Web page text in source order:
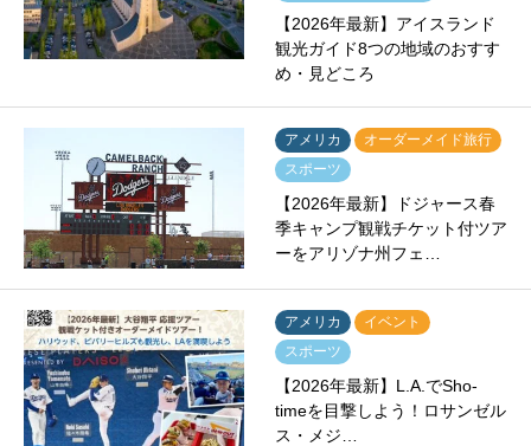
【2026年最新】アイスランド
観光ガイド8つの地域のおすす
め・見どころ
アメリカ
オーダーメイド旅行
スポーツ
【2026年最新】ドジャース春
季キャンプ観戦チケット付ツア
ーをアリゾナ州フェ…
アメリカ
イベント
スポーツ
【2026年最新】L.A.でSho-
timeを目撃しよう！ロサンゼル
ス・メジ…